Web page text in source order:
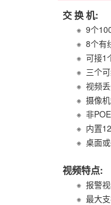
交 换 机:
※ 9个
※ 8个有线
※ 可接1个
※ 三个可
※ 视频丢
※ 摄像机
※ 非POE
※ 内置
※ 桌面或
视频特点:
※ 报警视
※ 最大支